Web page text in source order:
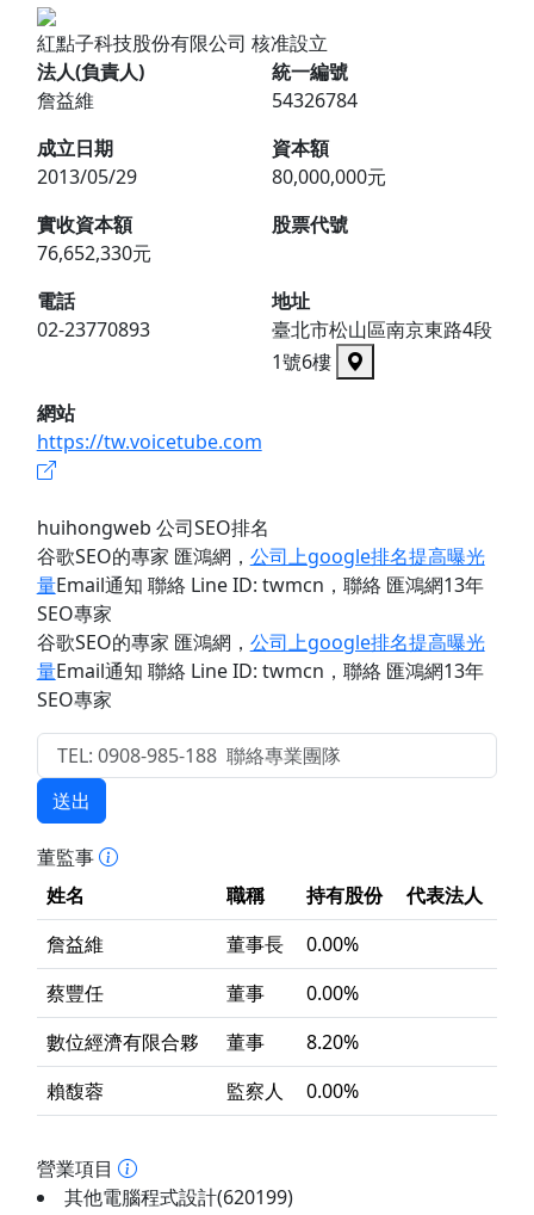
紅點子科技股份有限公司 核准設立
法人(負責人)
詹益維
統一編號
54326784
成立日期
2013/05/29
資本額
80,000,000元
實收資本額
76,652,330元
股票代號
電話
02-23770893
地址
臺北市松山區南京東路4段
1號6樓
網站
https://tw.voicetube.com
huihongweb 公司SEO排名
谷歌SEO的專家 匯鴻網 ， 公司上google排名提高曝光
量Email通知 聯絡 Line ID: twmcn ，聯絡 匯鴻網13年
SEO專家
谷歌SEO的專家 匯鴻網 ， 公司上google排名提高曝光
量Email通知 聯絡 Line ID: twmcn ，聯絡 匯鴻網13年
SEO專家
送出
董監事
姓名
職稱 持有股份
代表法人
詹益維
董事長
0.00%
蔡豐任
董事
0.00%
數位經濟有限合夥
董事
8.20%
賴馥蓉
監察人 0.00%
營業項目
其他電腦程式設計(620199)